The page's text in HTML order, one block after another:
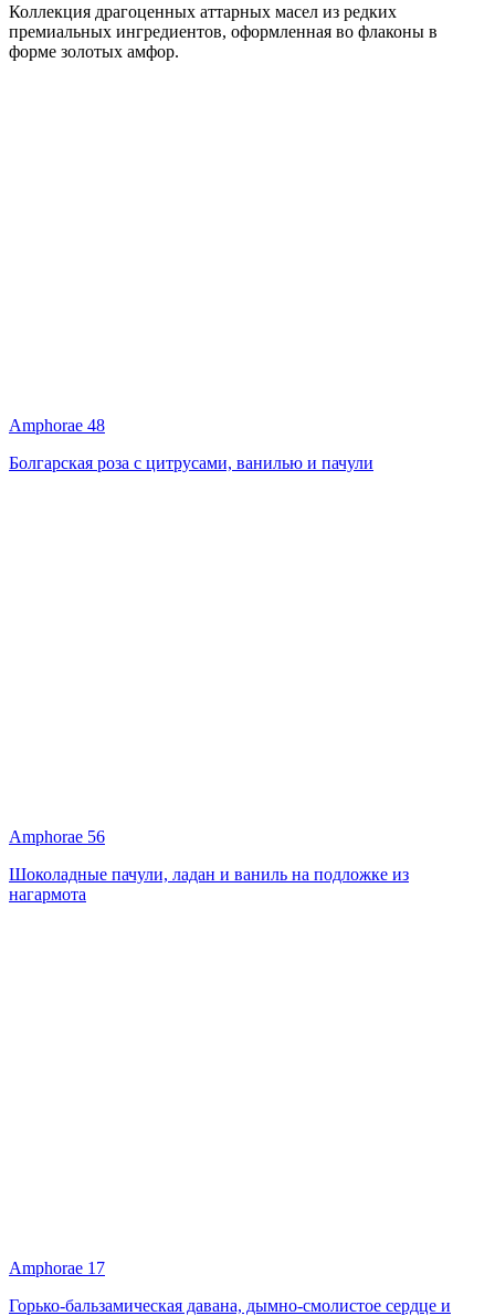
Коллекция драгоценных аттарных масел из редких
премиальных ингредиентов, оформленная во флаконы в
форме золотых амфор.
Amphorae 48
Болгарская роза с цитрусами, ванилью и пачули
Amphorae 56
Шоколадные пачули, ладан и ваниль на подложке из
нагармота
Amphorae 17
Горько-бальзамическая давана, дымно-смолистое сердце и